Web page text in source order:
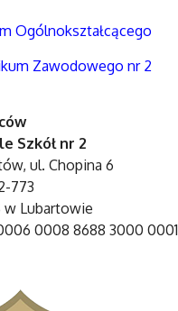
Ogólnokształcącego
Zawodowego nr 2
Szkół nr 2
ul. Chopina 6
773
w Lubartowie
0008 8688 3000 0001